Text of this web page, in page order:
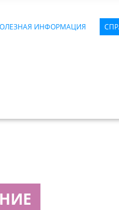
ИНФОРМАЦИЯ